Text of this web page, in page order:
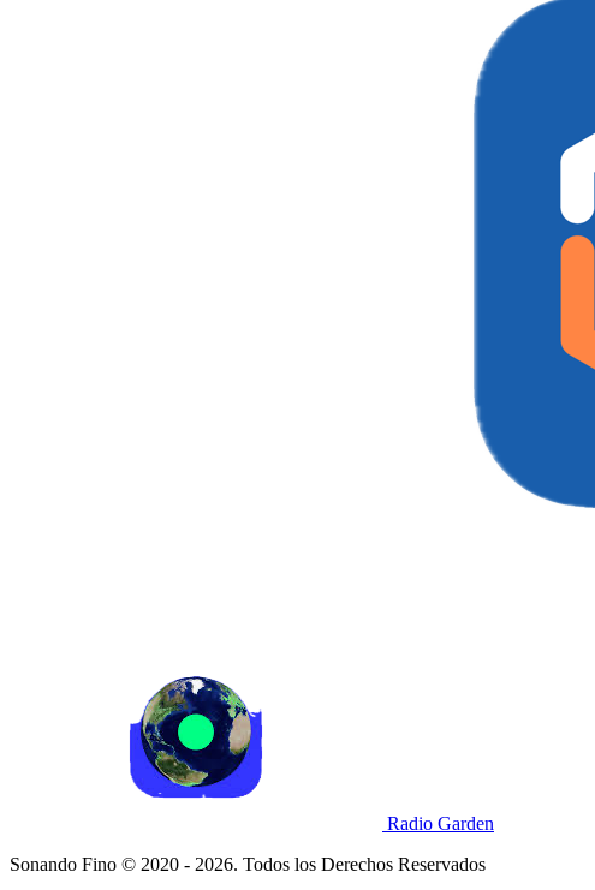
Radio Garden
Sonando Fino © 2020 - 2026. Todos los Derechos Reservados